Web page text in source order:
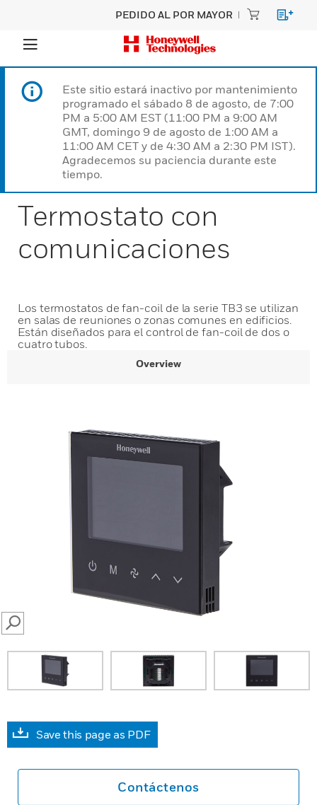
PEDIDO AL POR MAYOR
Este sitio estará inactivo por mantenimiento
programado el sábado 8 de agosto, de 7:00
PM a 5:00 AM EST (11:00 PM a 9:00 AM
GMT, domingo 9 de agosto de 1:00 AM a
11:00 AM CET y de 4:30 AM a 2:30 PM IST).
Agradecemos su paciencia durante este
tiempo.
Termostato con
comunicaciones
Los termostatos de fan-coil de la serie TB3 se utilizan
en salas de reuniones o zonas comunes en edificios.
Están diseñados para el control de fan-coil de dos o
cuatro tubos.
Overview
SEARCH
Save this page as PDF
Contáctenos